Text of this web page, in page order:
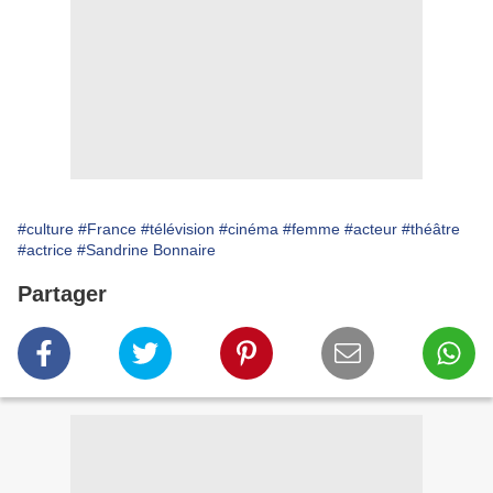
#culture #France #télévision #cinéma #femme #acteur #théâtre
#actrice #Sandrine Bonnaire
Partager